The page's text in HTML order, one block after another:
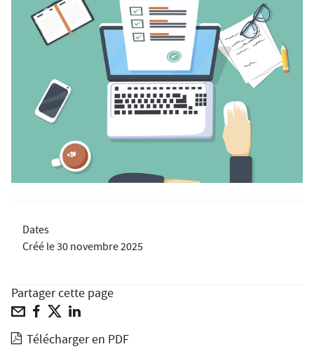
Dates
Créé le30 novembre 2025
Partager cette page
Télécharger en PDF